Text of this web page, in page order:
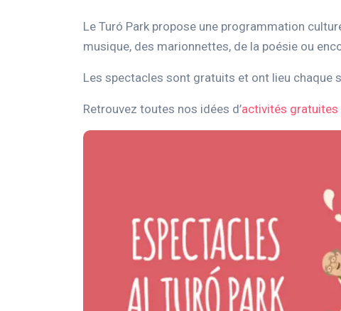
Le Turó Park propose une programmation
musique, des marionnettes, de la poésie ou
Les spectacles sont gratuits et ont lieu chaque
Retrouvez toutes nos idées d’activités gratuites